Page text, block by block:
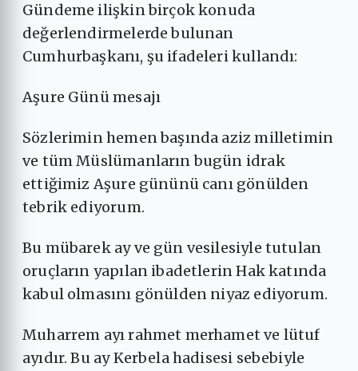
Gündeme ilişkin birçok konuda
değerlendirmelerde bulunan
Cumhurbaşkanı, şu ifadeleri kullandı:
Aşure Günü mesajı
Sözlerimin hemen başında aziz milletimin
ve tüm Müslümanların bugün idrak
ettiğimiz Aşure gününü canı gönülden
tebrik ediyorum.
Bu mübarek ay ve gün vesilesiyle tutulan
oruçların yapılan ibadetlerin Hak katında
kabul olmasını gönülden niyaz ediyorum.
Muharrem ayı rahmet merhamet ve lütuf
ayıdır. Bu ay Kerbela hadisesi sebebiyle